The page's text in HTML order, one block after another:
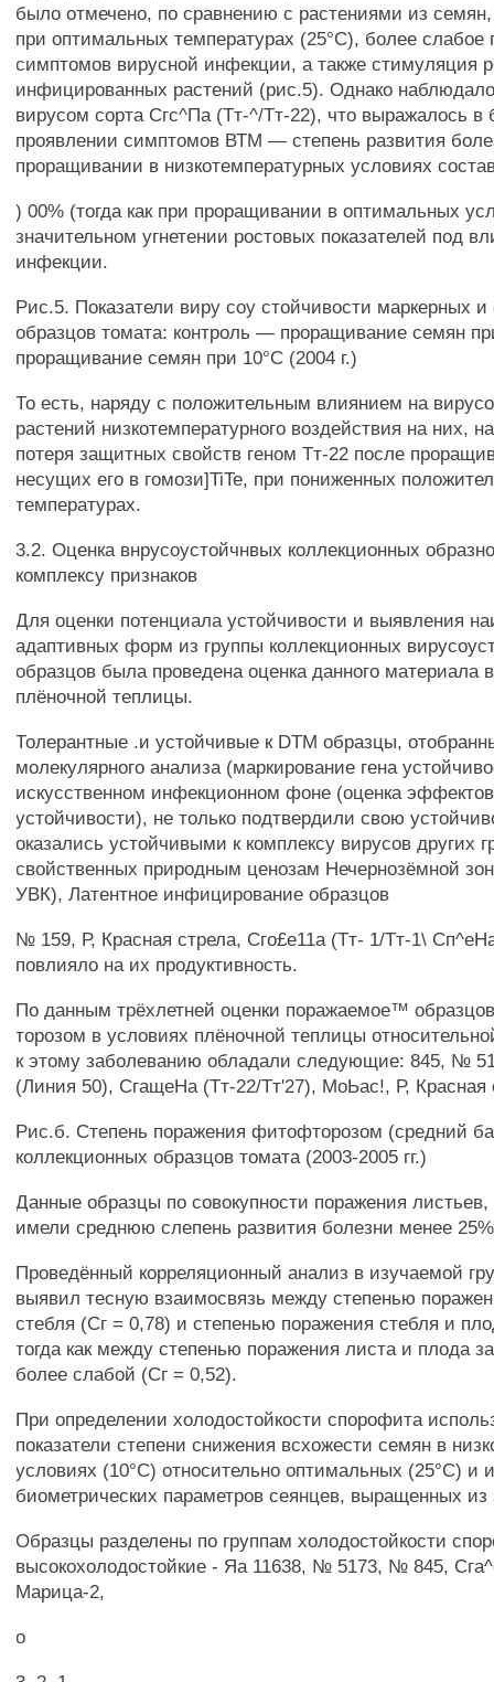
было отмечено, по сравнению с растениями из
при оптимальных температурах (25°С), более слабое
симптомов вирусной инфекции, а также стимуляция
инфицированных растений (рис.5). Однако
вирусом сорта Сгс^Па (Тт-^/Тт-22), что выражалось в
проявлении симптомов ВТМ — степень развития
проращивании в низкотемпературных условиях
) 00% (тогда как при проращивании в оптимальных
значительном угнетении ростовых показателей под
инфекции.
Рис.5. Показатели виру coy стойчивости маркерных и
образцов томата: контроль — проращивание семян
проращивание семян при 10°С (2004 г.)
То есть, наряду с положительным влиянием на
растений низкотемпературного воздействия на них,
потеря защитных свойств геном Тт-22 после
несущих его в гомози]TiTe, при пониженных
температурах.
3.2. Оценка внрусоустойчнвых коллекционных
комплексу признаков
Для оценки потенциала устойчивости и выявления
адаптивных форм из группы коллекционных
образцов была проведена оценка данного материала
плёночной теплицы.
Толерантные .и устойчивые к DTM образцы,
молекулярного анализа (маркирование гена
искусственном инфекционном фоне (оценка
устойчивости), не только подтвердили свою
оказались устойчивыми к комплексу вирусов других
свойственных природным ценозам Нечернозёмной
УВК), Латентное инфицирование образцов
№ 159, Р, Красная стрела, Сго£е11а (Тт- 1/Тт-1\
повлияло на их продуктивность.
По данным трёхлетней оценки поражаемое™
торозом в условиях плёночной теплицы
к этому заболеванию обладали следующие: 845, №
(Линия 50), СгащеНа (Тт-22/Тт'27), МоЬас!, Р, Красная
Рис.б. Степень поражения фитофторозом (средний
коллекционных образцов томата (2003-2005 гг.)
Данные образцы по совокупности поражения
имели среднюю слепень развития болезни менее
Проведённый корреляционный анализ в изучаемой
выявил тесную взаимосвязь между степенью
стебля (Сг = 0,78) и степенью поражения стебля и
тогда как между степенью поражения листа и плода
более слабой (Сг = 0,52).
При определении холодостойкости спорофита
показатели степени снижения всхожести семян в
условиях (10°С) относительно оптимальных (25°С) и
биометрических параметров сеянцев, выращенных
Образцы разделены по группам холодостойкости
высокохолодостойкие - Яа 11638, № 5173, № 845,
Марица-2,
о